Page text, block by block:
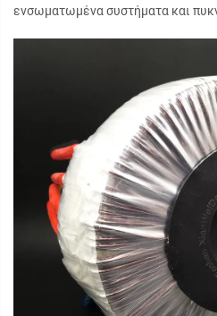
ενσωματωμένα συστήματα και